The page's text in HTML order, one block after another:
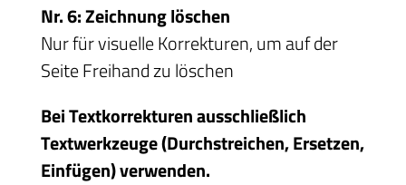
Nr. 6: Zeichnung löschen
Nur für visuelle Korrekturen, um auf der
Seite Freihand zu löschen
Bei Textkorrekturen ausschließlich
Textwerkzeuge (Durchstreichen, Ersetzen,
Einfügen) verwenden.